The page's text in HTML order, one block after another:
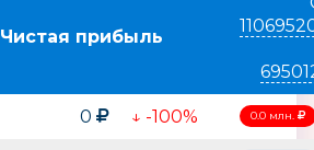
Чистая прибыль
0 ↓ -100% 0.0 млн.